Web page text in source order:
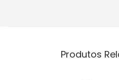
Produtos